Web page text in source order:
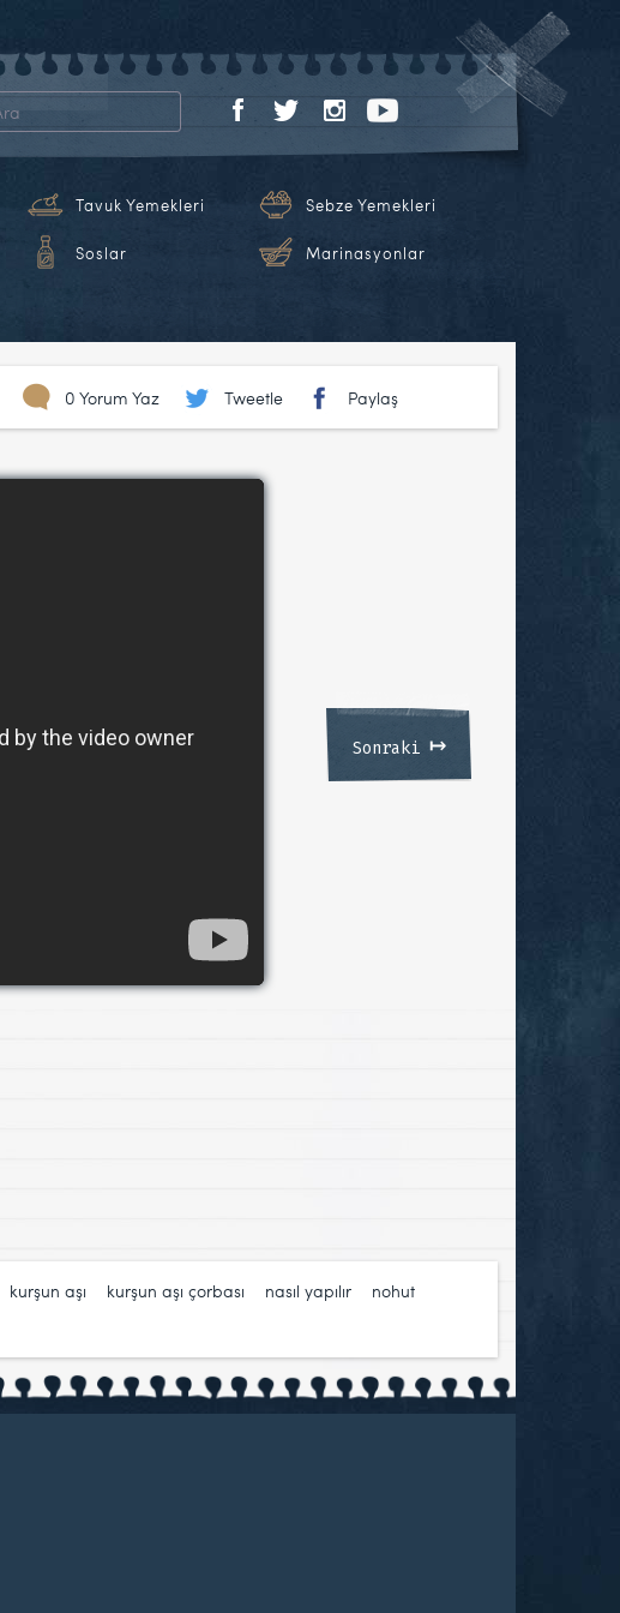
Tavuk Yemekleri Sebze Yemekleri
Soslar Marinasyonlar
0 Yorum Yaz Tweetle Paylaş
Sonraki ↦
kurşun aşı kurşun aşı çorbası nasıl yapılır nohut